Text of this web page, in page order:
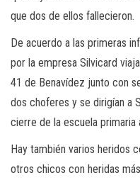
que dos de ellos fallecieron.
De acuerdo a las primeras
por la empresa Silvicard
41 de Benavídez junto con
dos choferes y se dirigían a
cierre de la escuela primaria
Hay también varios heridos
otros chicos con heridas